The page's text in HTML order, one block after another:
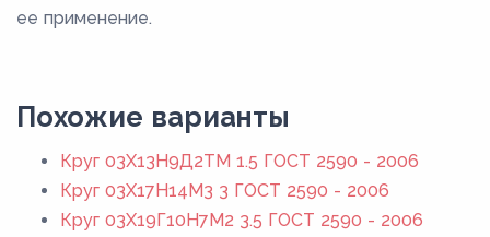
ее применение.
Похожие варианты
Круг 03Х13Н9Д2ТМ 1.5 ГОСТ 2590 - 2006
Круг 03Х17Н14М3 3 ГОСТ 2590 - 2006
Круг 03Х19Г10Н7М2 3.5 ГОСТ 2590 - 2006